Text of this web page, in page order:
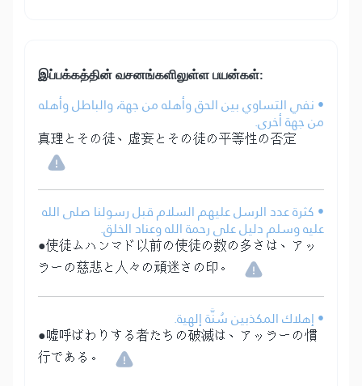
இப்பக்கத்தின் வசனங்களிலுள்ள பயன்கள்:
• نفي التساوي بين الحق وأهله من جهة، والباطل وأهله
من جهة أخرى.
真理とその徒、虚妄とその徒の平等性の否定
• كثرة عدد الرسل عليهم السلام قبل رسولنا صلى الله
عليه وسلم دليل على رحمة الله وعناد الخلق.
●使徒ムハンマド以前の使徒の数の多さは、アッ
ラーの慈悲と人々の頑迷さの印。
• إهلاك المكذبين سُنَّة إلهية.
●嘘呼ばわりする者たちの破滅は、アッラーの慣
行である。